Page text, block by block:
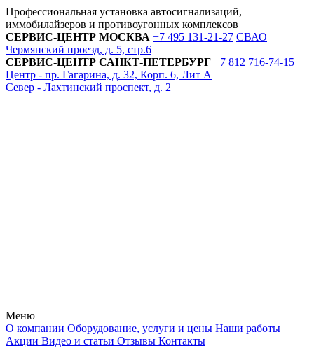
Профессиональная установка автосигнализаций,
иммобилайзеров и противоугонных комплексов
СЕРВИС-ЦЕНТР МОСКВА +7 495 131-21-27 СВАО
Чермянский проезд, д. 5, стр.6
СЕРВИС-ЦЕНТР САНКТ-ПЕТЕРБУРГ +7 812 716-74-15
Центр - пр. Гагарина, д. 32, Корп. 6, Лит А
Север - Лахтинский проспект, д. 2
Меню
О компании Оборудование, услуги и цены Наши работы
Акции Видео и статьи Отзывы Контакты